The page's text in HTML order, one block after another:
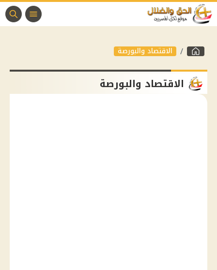
الاقتصاد والبورصة
الاقتصاد والبورصة